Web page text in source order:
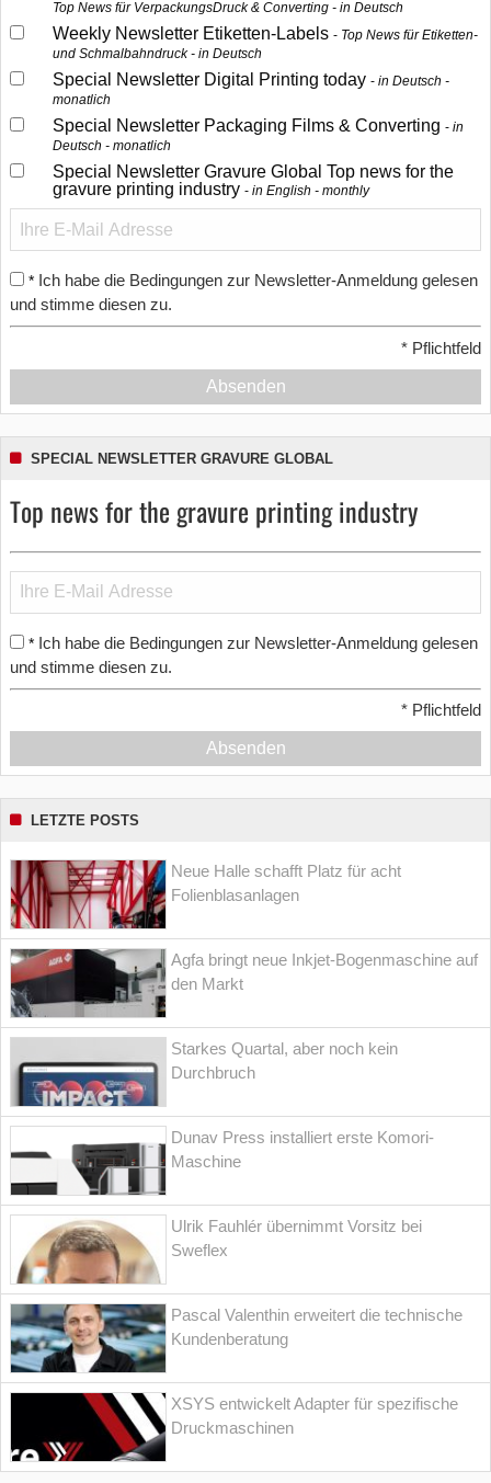
Top News für VerpackungsDruck & Converting - in Deutsch
Weekly Newsletter Etiketten-Labels
Top News für Etiketten-
und Schmalbahndruck - in Deutsch
Special Newsletter Digital Printing today
in Deutsch -
monatlich
Special Newsletter Packaging Films & Converting
in
Deutsch - monatlich
Special Newsletter Gravure Global Top news for the
gravure printing industry
in English - monthly
* Ich habe die Bedingungen zur Newsletter-Anmeldung gelesen
und stimme diesen zu.
* Pflichtfeld
Absenden
SPECIAL NEWSLETTER GRAVURE GLOBAL
Top news for the gravure printing industry
* Ich habe die Bedingungen zur Newsletter-Anmeldung gelesen
und stimme diesen zu.
* Pflichtfeld
Absenden
LETZTE POSTS
Neue Halle schafft Platz für acht
Folienblasanlagen
Agfa bringt neue Inkjet-Bogenmaschine auf
den Markt
Starkes Quartal, aber noch kein
Durchbruch
Dunav Press installiert erste Komori-
Maschine
Ulrik Fauhlér übernimmt Vorsitz bei
Sweflex
Pascal Valenthin erweitert die technische
Kundenberatung
XSYS entwickelt Adapter für spezifische
Druckmaschinen